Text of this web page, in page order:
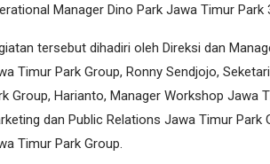
Manager Dino Park Jawa Timur
tersebut dihadiri oleh Direksi dan
Timur Park Group, Ronny Sendjojo,
Group, Harianto, Manager Workshop Jawa
dan Public Relations Jawa Timur
Timur Park Group.